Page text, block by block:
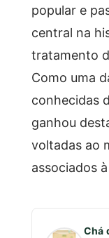
popular e
central na
tratamento
Como uma
conhecidas
ganhou
voltadas ao
associados
Chá